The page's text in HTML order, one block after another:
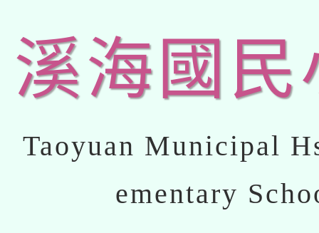
溪海國民
Taoyuan Municipal
ementary